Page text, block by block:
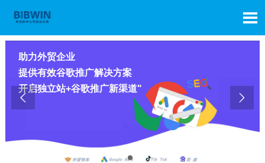

助力外贸企业
提供有效谷歌推广解决方案
开启独立站+谷歌推广新渠道"
 